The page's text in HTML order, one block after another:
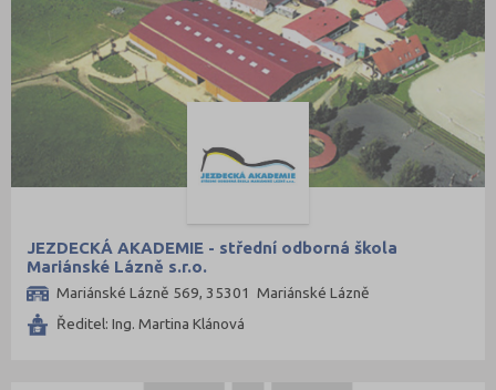
Teplice (9)
Trutnov (11)
Třebíč (7)
Uherské Hradiště (10)
Vyškov (4)
Zlín (13)
Znojmo (8)
JEZDECKÁ AKADEMIE - střední odborná škola
Mariánské Lázně s.r.o.
Mariánské Lázně 569, 35301 Mariánské Lázně
Ředitel: Ing. Martina Klánová